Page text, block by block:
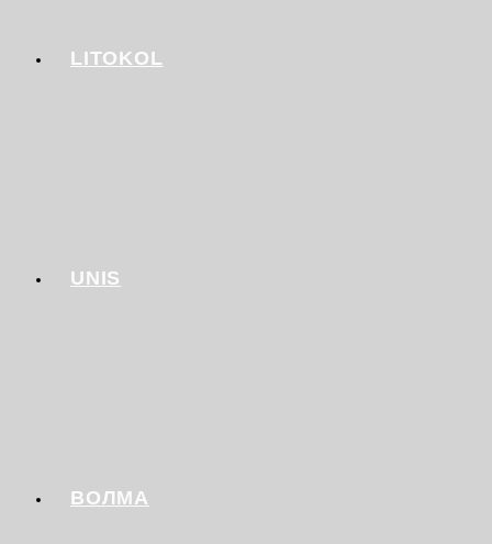
LITOKOL
UNIS
ВОЛМА